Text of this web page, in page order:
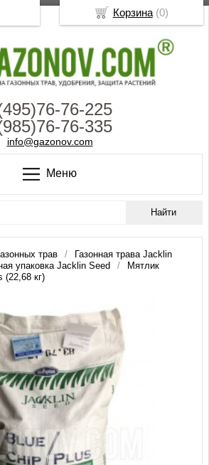
76-225
76-335
info@gazonov.com
Меню
трав
Газонная трава Jacklin
упаковка Jacklin Seed
Мятлик
(22,68 кг)
Корзина(0)